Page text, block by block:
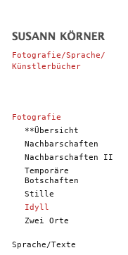
Fotografie/Sprache/
Künstlerbücher
Fotografie
**Übersicht
Nachbarschaften
Nachbarschaften II
Temporäre
Botschaften
Stille
Idyll
Zwei Orte
Sprache/Texte